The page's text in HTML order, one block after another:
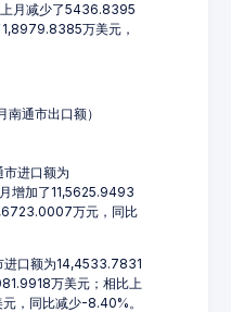
月减少了5436.8395
万美元，
南通市出口额）
进口额为
增加了11,5625.9493
万元，同比
口额为14,4533.7831
万美元；相比上
，同比减少-8.40%。